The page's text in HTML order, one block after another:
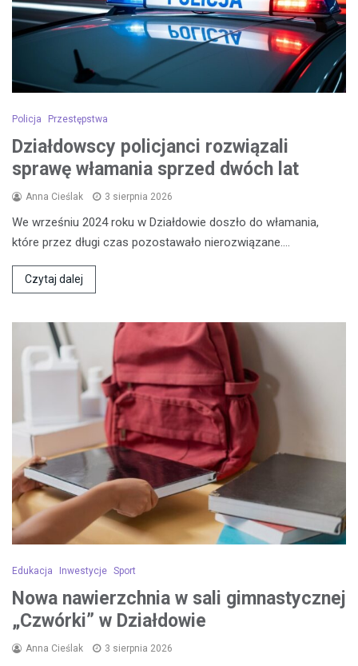
Policja Przestępstwa
Działdowscy policjanci rozwiązali
sprawę włamania sprzed dwóch lat
Anna Cieślak 3 sierpnia 2026
We wrześniu 2024 roku w Działdowie doszło do włamania,
które przez długi czas pozostawało nierozwiązane.…
Czytaj dalej
Edukacja Inwestycje Sport
Nowa nawierzchnia w sali gimnastycznej
„Czwórki” w Działdowie
Anna Cieślak 3 sierpnia 2026